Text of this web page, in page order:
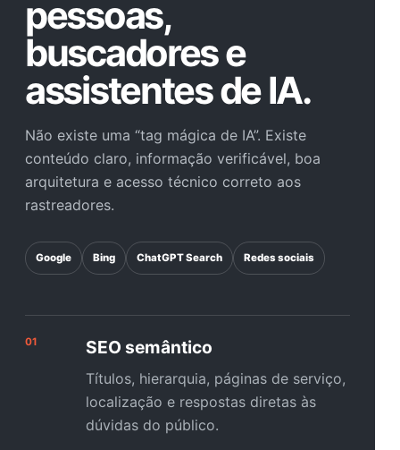
pessoas,
buscadores e
assistentes de IA.
Não existe uma “tag mágica de IA”. Existe
conteúdo claro, informação verificável, boa
arquitetura e acesso técnico correto aos
rastreadores.
Google Bing ChatGPT Search Redes sociais
01 SEO semântico
Títulos, hierarquia, páginas de serviço,
localização e respostas diretas às
dúvidas do público.